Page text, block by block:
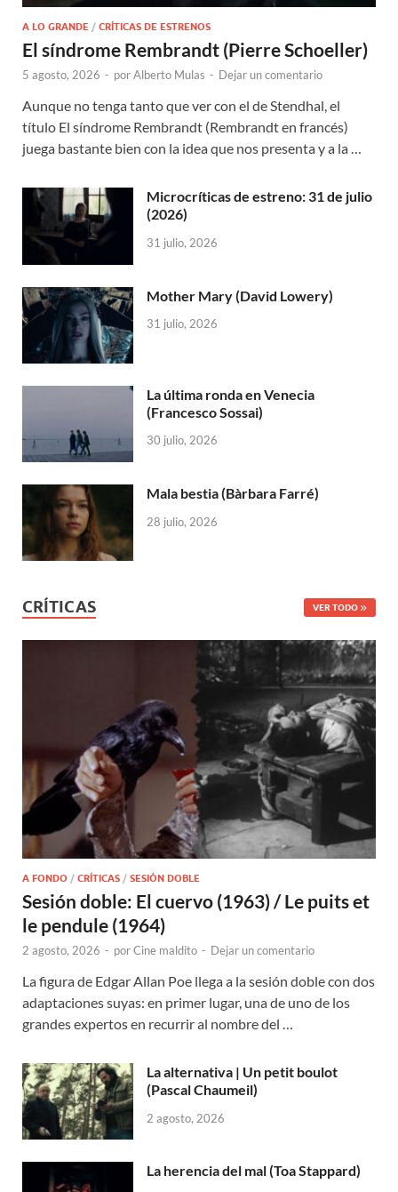
A LO GRANDE / CRÍTICAS DE ESTRENOS
El síndrome Rembrandt (Pierre Schoeller)
5 agosto, 2026 - porAlberto Mulas - Dejar un comentario
Aunque no tenga tanto que ver con el de Stendhal, el
título El síndrome Rembrandt (Rembrandt en francés)
juega bastante bien con la idea que nos presenta y a la …
Microcríticas de estreno: 31 de julio
(2026)
31 julio, 2026
Mother Mary (David Lowery)
31 julio, 2026
La última ronda en Venecia
(Francesco Sossai)
30 julio, 2026
Mala bestia (Bàrbara Farré)
28 julio, 2026
CRÍTICAS VER TODO
A FONDO / CRÍTICAS / SESIÓN DOBLE
Sesión doble: El cuervo (1963) / Le puits et
le pendule (1964)
2 agosto, 2026 - porCine maldito - Dejar un comentario
La figura de Edgar Allan Poe llega a la sesión doble con dos
adaptaciones suyas: en primer lugar, una de uno de los
grandes expertos en recurrir al nombre del …
La alternativa | Un petit boulot
(Pascal Chaumeil)
2 agosto, 2026
La herencia del mal (Toa Stappard)